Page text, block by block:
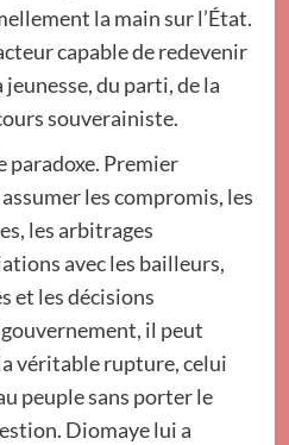
la main sur l’État.
capable de redevenir
jeunesse, du parti, de la
souverainiste.
paradoxe. Premier
les compromis, les
les arbitrages
avec les bailleurs,
et les décisions
il peut
véritable rupture, celui
peuple sans porter le
Diomaye lui a